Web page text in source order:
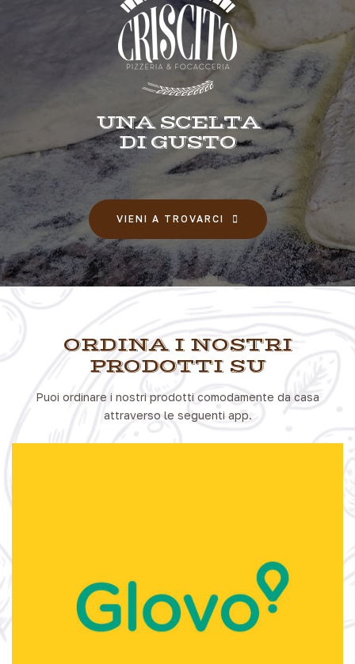
UNA SCELTA
DI GUSTO
VIENI A TROVARCI
ORDINA I NOSTRI
PRODOTTI SU
Puoi ordinare i nostri prodotti comodamente da casa
attraverso le seguenti app.